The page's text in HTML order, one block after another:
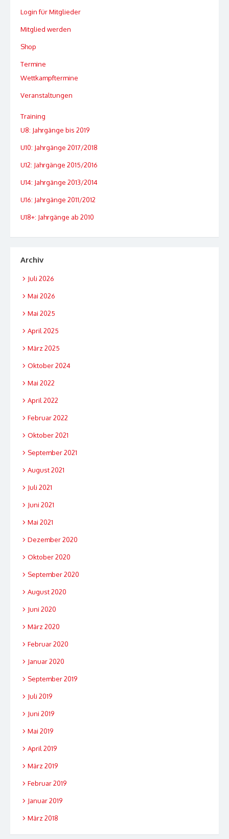
Login für Mitglieder
Mitglied werden
Shop
Termine
Wettkampftermine
Veranstaltungen
Training
U8: Jahrgänge bis 2019
U10: Jahrgänge 2017/2018
U12: Jahrgänge 2015/2016
U14: Jahrgänge 2013/2014
U16: Jahrgänge 2011/2012
U18+: Jahrgänge ab 2010
Archiv
Juli 2026
Mai 2026
Mai 2025
April 2025
März 2025
Oktober 2024
Mai 2022
April 2022
Februar 2022
Oktober 2021
September 2021
August 2021
Juli 2021
Juni 2021
Mai 2021
Dezember 2020
Oktober 2020
September 2020
August 2020
Juni 2020
März 2020
Februar 2020
Januar 2020
September 2019
Juli 2019
Juni 2019
Mai 2019
April 2019
März 2019
Februar 2019
Januar 2019
März 2018